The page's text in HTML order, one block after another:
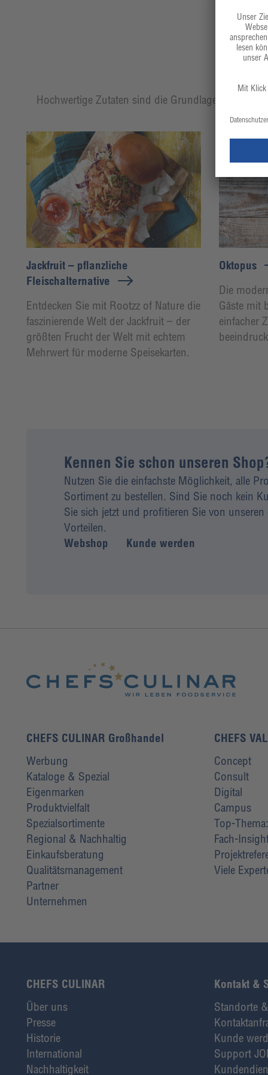
Hochwertige Zutaten sind die Grundlage eines
Jackfruit – pflanzliche
Fleischalternative
Entdecken Sie mit Rootzz of Nature die
faszinierende Welt der Jackfruit – der
größten Frucht der Welt mit echtem
Mehrwert für moderne Speisekarten.
Oktopus
Die
Gäste mit
einfacher
Kennen Sie schon unseren
Nutzen Sie die einfachste Möglichkeit, alle
Sortiment zu bestellen. Sind Sie noch kein
Sie sich jetzt und profitieren Sie von unseren
Vorteilen.
Webshop
Kunde werden
CHEFS CULINAR Großhandel
Werbung
Kataloge & Spezial
Eigenmarken
Produktvielfalt
Spezialsortimente
Regional & Nachhaltig
Einkaufsberatung
Qualitätsmanagement
Partner
Unternehmen
CHEFS
Concept
Consult
Digital
Campus
Top-
Fach-
Viele
CHEFS CULINAR
Über uns
Presse
Historie
International
Nachhaltigkeit
Kontakt &
Standorte
Kunde
Support